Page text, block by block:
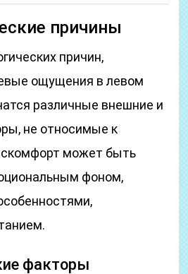
причины
причин,
ощущения в левом
различные внешние и
не относимые к
может быть
фоном,
факторы